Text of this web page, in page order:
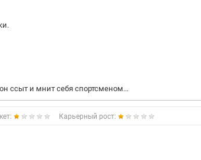
ссыт и мнит себя спортсменом...
Карьерный рост: